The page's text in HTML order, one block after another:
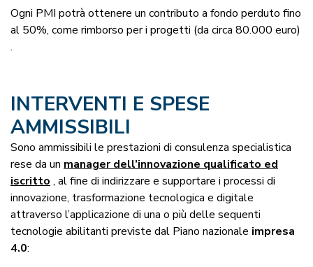
Ogni PMI potrà ottenere un contributo a fondo perduto fino
al 50%, come rimborso per i progetti (da circa 80.000 euro)
.
INTERVENTI E SPESE
AMMISSIBILI
Sono ammissibili le prestazioni di consulenza specialistica
rese da un manager dell’innovazione qualificato ed
iscritto , al fine di indirizzare e supportare i processi di
innovazione, trasformazione tecnologica e digitale
attraverso l’applicazione di una o più delle sequenti
tecnologie abilitanti previste dal Piano nazionale impresa
4.0: